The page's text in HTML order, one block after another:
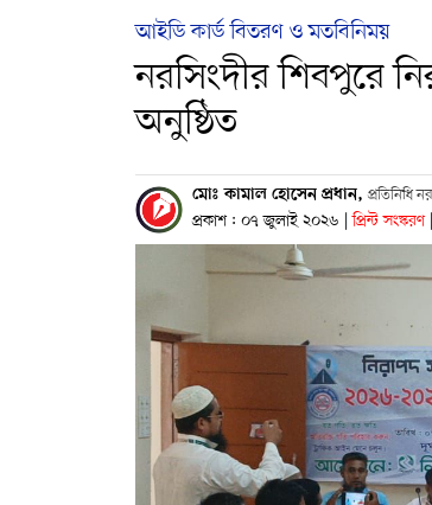
আইডি কার্ড বিতরণ ও মতবিনিময়
নরসিংদীর শিবপুরে
অনুষ্ঠিত
মোঃ কামাল হোসেন প্রধান,প্রতিনিধি
প্রকাশ : ০৭ জুলাই ২০২৬ | প্রিন্ট সংস্করণ |